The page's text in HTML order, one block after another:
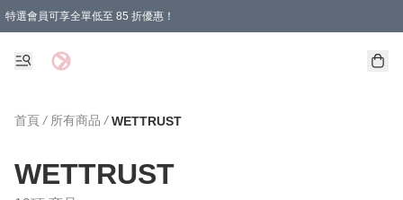
特選會員可享全單低至 85 折優惠！
購物滿 HKD 1000.00即享免運費優惠！（適用於 特定的送貨方式 )
首頁 / 所有商品 / WETTRUST
WETTRUST